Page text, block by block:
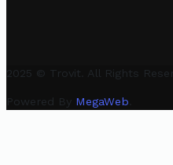
2025 © Trovit. All Rights
Powered By MegaWeb